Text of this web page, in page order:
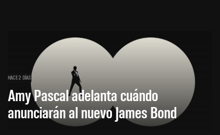
HACE 2 DÍAS
Amy Pascal adelanta cuándo
anunciarán al nuevo James Bond